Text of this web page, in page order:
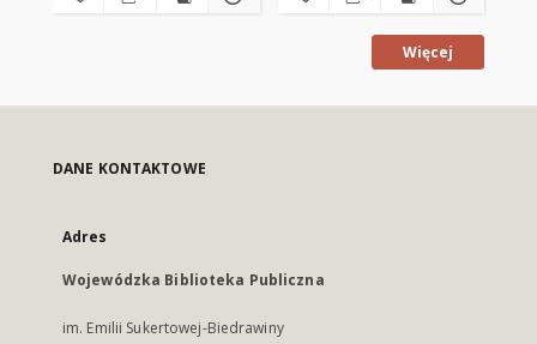
Więcej
DANE KONTAKTOWE
Adres
Wojewódzka Biblioteka Publiczna
im. Emilii Sukertowej-Biedrawiny